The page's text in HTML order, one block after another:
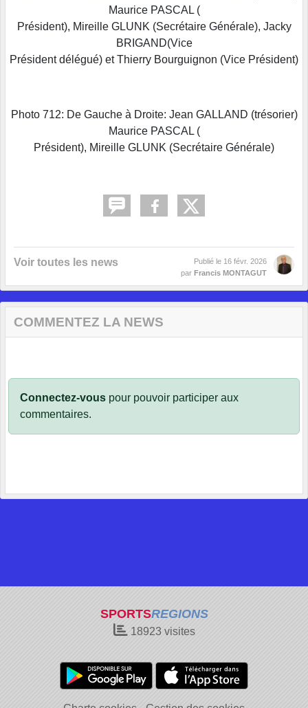
Maurice PASCAL (
Président), Mireille GLUNK (Secrétaire Générale), Jacky
BRIGAND(Vice
Président délégué) et Thierry Bourguignon (Vice Président)
Photo 712: De Gauche à Droite: Jean GALLAND (trésorier)
Maurice PASCAL (
Président), Mireille GLUNK (Secrétaire Générale)
Voir toutes les news Publié le 16 févr. 2026
par Francis MONTAGUT
COMMENTEZ LA NEWS
Connectez-vous pour pouvoir participer aux
commentaires.
SPORTSREGIONS
18923visites